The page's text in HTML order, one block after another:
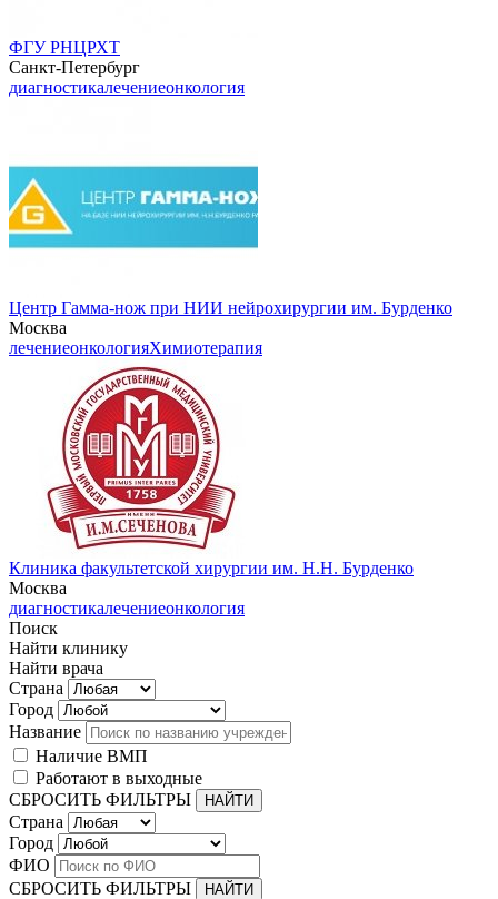
ФГУ РНЦРХТ
Санкт-Петербург
диагностикалечениеонкология
Центр Гамма-нож при НИИ нейрохирургии им. Бурденко
Москва
лечениеонкологияХимиотерапия
Клиника факультетской хирургии им. Н.Н. Бурденко
Москва
диагностикалечениеонкология
Поиск
Найти клинику
Найти врача
Страна
Город
Название
Наличие ВМП
Работают в выходные
СБРОСИТЬ ФИЛЬТРЫ
Страна
Город
ФИО
СБРОСИТЬ ФИЛЬТРЫ